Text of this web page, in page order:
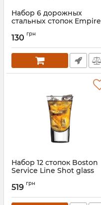
Набор 6 дорожных
стальных стопок Empire
Артикул:
130 грн
Набор 12 стопок Boston
Service Line Shot glass
Артикул:
519 грн